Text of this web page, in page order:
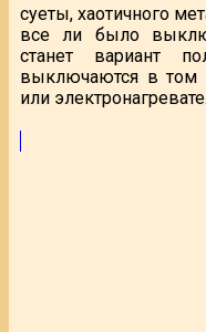
суеты, хаотичного
все ли было
станет вариант
выключаются в том
или